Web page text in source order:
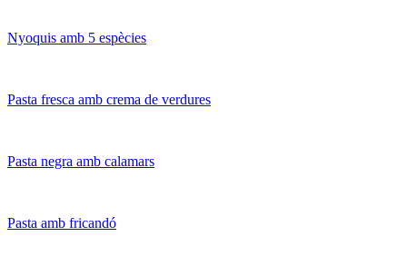
Nyoquis amb 5 espècies
Pasta fresca amb crema de verdures
Pasta negra amb calamars
Pasta amb fricandó